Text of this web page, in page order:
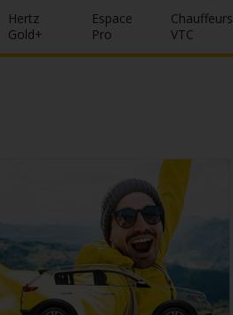
Hertz
Gold+
Espace
Pro
Chauffeurs
VTC